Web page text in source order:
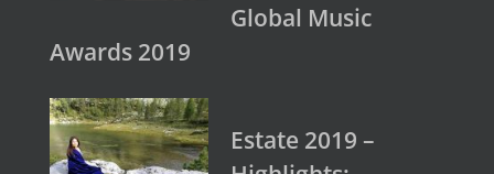
Global Music
Awards 2019
Estate 2019 –